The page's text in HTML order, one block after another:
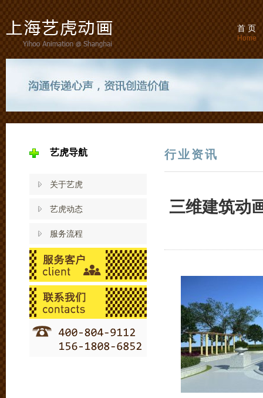
首 页
Home
艺虎导航
关于艺虎
艺虎动态
服务流程
行业资讯
三维建筑动